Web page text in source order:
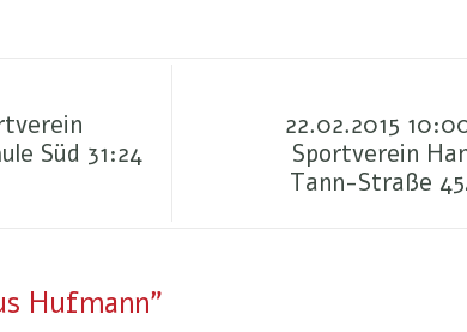
Süd 31:24
22.02.2015
Sportverein
Tann-Straße
Hufmann"